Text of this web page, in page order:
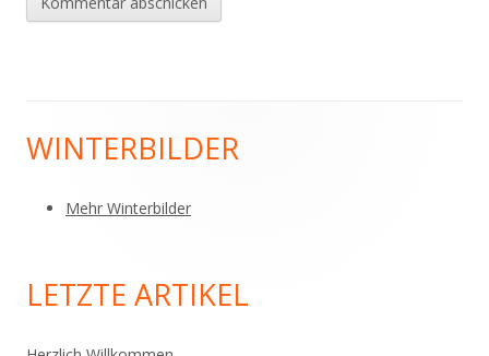
Haupt-
Seitenleiste
WINTERBILDER
Mehr Winterbilder
LETZTE ARTIKEL